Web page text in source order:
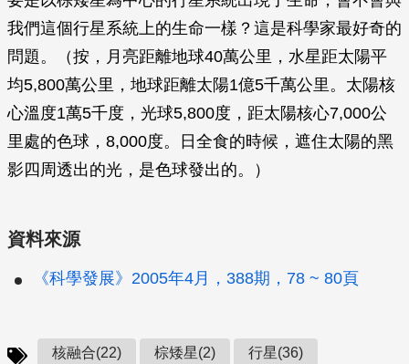
我們這個行星系統上的生命一樣？這是科學家最好奇的
問題。（按，月亮距離地球40萬公里，水星距太陽平
均5,800萬公里，地球距離太陽1億5千萬公里。太陽核
心溫度1萬5千度，光球5,800度，距太陽核心7,000公
里處的色球，8,000度。日全食的時候，遮住太陽的黑
影四周透出的光，是色球發出的。）
資料來源
《科學發展》2005年4月，388期，78 ~ 80頁
核融合(22) 棕矮星(2) 行星(36)